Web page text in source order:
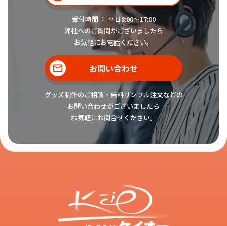
受付時間 ： 平日8:00〜17:00
弊社へのご質問がございましたら
お気軽にお電話ください。
お問い合わせ
グッズ制作のご相談・無料サンプル注文などの
お問い合わせがございましたら
お気軽にお問合せください。